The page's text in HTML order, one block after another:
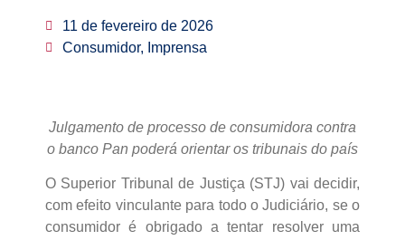
11 de fevereiro de 2026
Consumidor, Imprensa
Julgamento de processo de consumidora contra
o banco Pan poderá orientar os tribunais do país
O Superior Tribunal de Justiça (STJ) vai decidir,
com efeito vinculante para todo o Judiciário, se o
consumidor é obrigado a tentar resolver uma